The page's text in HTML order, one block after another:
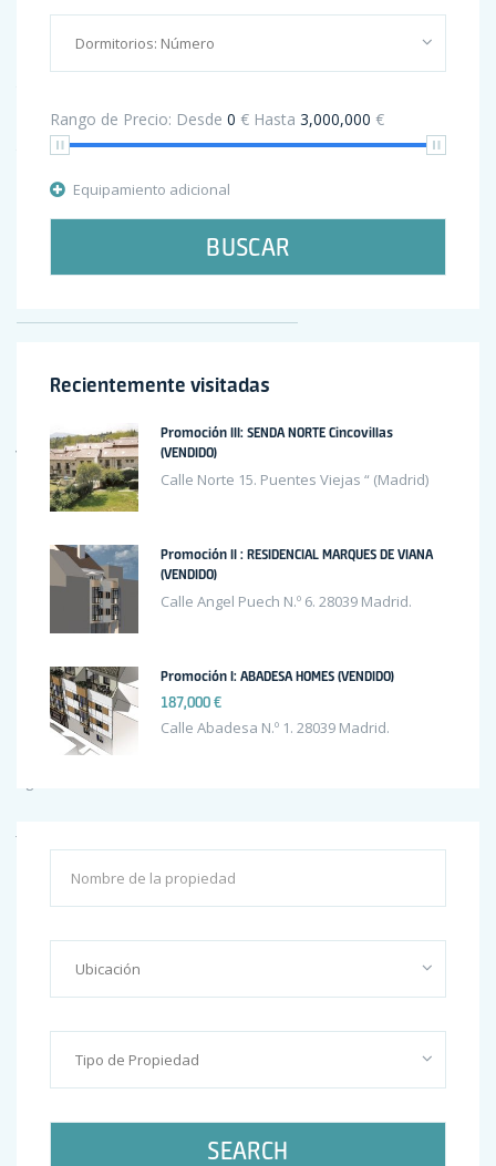
This Week I Thought It Would Be Good Blog
Apartment for sale with high quality finishing
Recent Comments
Henry LittleenApartment for sale with high quality finishing
John DoeenApartment for sale with high quality finishing
Sandra Smithen Apartment for sale with high quality finishing
Mr WordPressenHello world!
Archives
octubre 2020
octubre 2017
febrero 2017
Categories
Construction
Rango de Precio: Desde 0 € Hasta 3,000,000 €
Equipamiento adicional
BUSCAR
Recientemente visitadas
Promoción III: SENDA NORTE Cincovillas
(VENDIDO)
Calle Norte 15. Puentes Viejas “ (Madrid)
Promoción II : RESIDENCIAL MARQUES DE VIANA
(VENDIDO)
Calle Angel Puech N.º 6. 28039 Madrid.
Promoción I: ABADESA HOMES (VENDIDO)
187,000 €
Calle Abadesa N.º 1. 28039 Madrid.
SEARCH